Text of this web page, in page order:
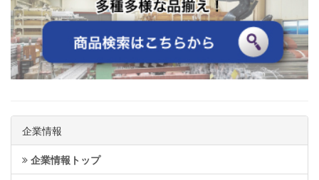
企業情報
企業情報トップ